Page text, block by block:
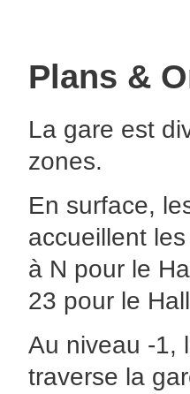
Plans &
La gare est
zones.
En surface,
accueillent
à N pour le
23 pour le
Au niveau -1,
traverse la